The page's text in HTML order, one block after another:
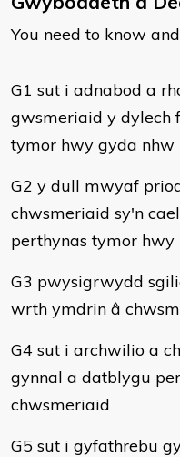
You need to know
​G1 sut i adnabod a
gwsmeriaid y dylech
tymor hwy gyda nhw
G2 y dull mwyaf
chwsmeriaid sy'n
perthynas tymor hwy
G3 pwysigrwydd
wrth ymdrin â
G4 sut i archwilio a
gynnal a datblygu
chwsmeriaid
G5 sut i gyfathrebu